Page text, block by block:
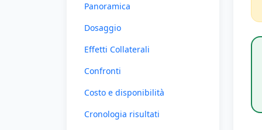
Panoramica
Dosaggio
Effetti Collaterali
Confronti
Costo e disponibilità
Cronologia risultati